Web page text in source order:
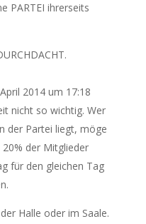
PARTEI ihrerseits
2014 um 17:18
nicht so wichtig. Wer
der Partei liegt, möge
der Mitglieder
für den gleichen Tag
Halle oder im Saale.